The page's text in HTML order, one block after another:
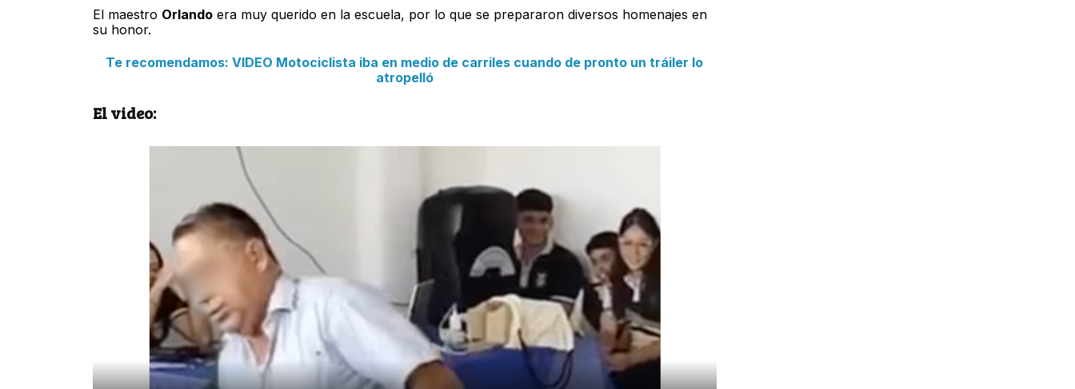
El maestro Orlandoera muy querido en la escuela, por lo que se prepararon diversos homenajes en
su honor.
Te recomendamos: VIDEO Motociclista iba en medio de carriles cuando de pronto un tráiler lo
atropelló
El video: